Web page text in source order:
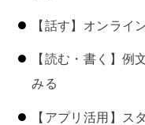
【話す】オンライ
【読む・書く】
みる
【アプリ活用】ス